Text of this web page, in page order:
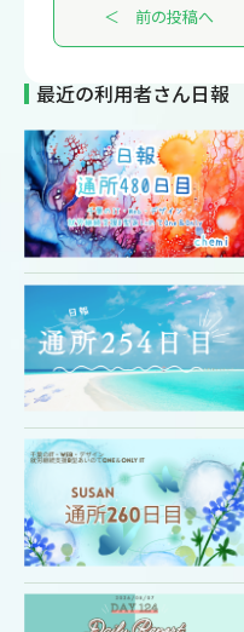
＜ 前の投稿へ
最近の利用者さん日報